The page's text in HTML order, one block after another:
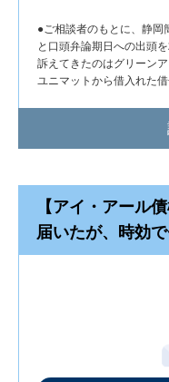
●ご相談者のもとに、静岡
と口頭弁論期日への出頭
訴えてきたのはグリーン
ユニマットから借入れた借
【アイ・アール
届いたが、時効